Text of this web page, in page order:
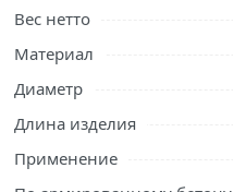
Вес нетто
Материал
Диаметр
Длина изделия
Применение